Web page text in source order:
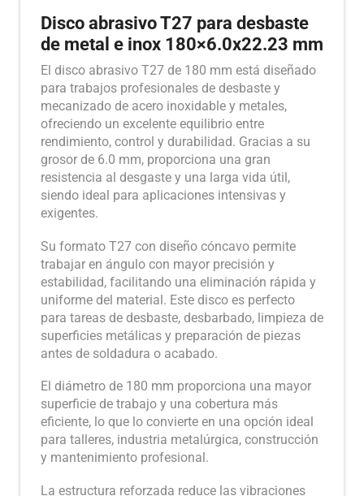
Disco abrasivo T27 para desbaste
de metal e inox 180×6.0x22.23 mm
El disco abrasivo T27 de 180 mm está diseñado
para trabajos profesionales de desbaste y
mecanizado de acero inoxidable y metales,
ofreciendo un excelente equilibrio entre
rendimiento, control y durabilidad. Gracias a su
grosor de 6.0 mm, proporciona una gran
resistencia al desgaste y una larga vida útil,
siendo ideal para aplicaciones intensivas y
exigentes.
Su formato T27 con diseño cóncavo permite
trabajar en ángulo con mayor precisión y
estabilidad, facilitando una eliminación rápida y
uniforme del material. Este disco es perfecto
para tareas de desbaste, desbarbado, limpieza de
superficies metálicas y preparación de piezas
antes de soldadura o acabado.
El diámetro de 180 mm proporciona una mayor
superficie de trabajo y una cobertura más
eficiente, lo que lo convierte en una opción ideal
para talleres, industria metalúrgica, construcción
y mantenimiento profesional.
La estructura reforzada reduce las vibraciones